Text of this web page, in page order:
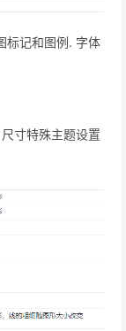
标记和图例. 字体
寸特殊主题设置